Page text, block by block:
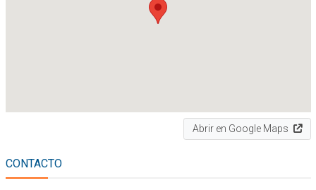
Abrir en Google Maps
CONTACTO